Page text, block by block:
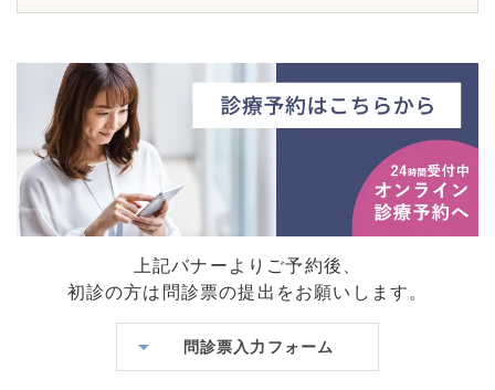
上記バナーよりご予約後、
初診の方は問診票の提出をお願いします。
問診票入力フォーム